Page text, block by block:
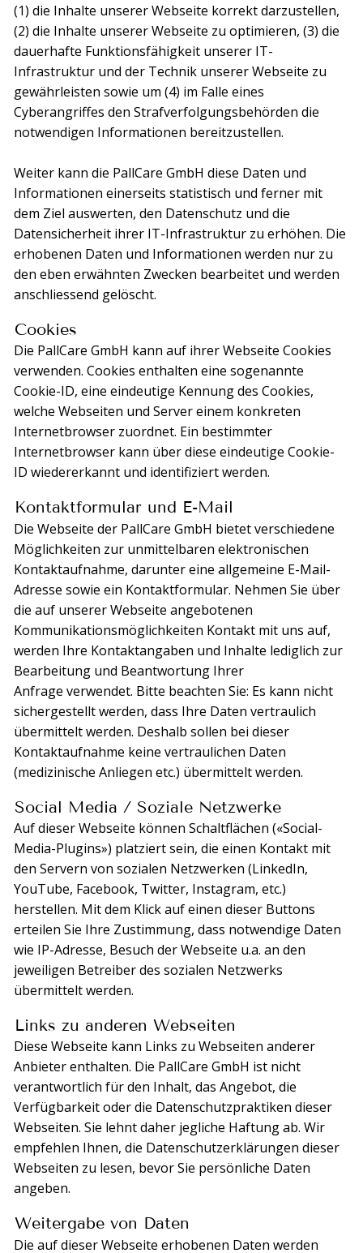
(1) die Inhalte unserer Webseite korrekt darzustellen,
(2) die Inhalte unserer Webseite zu optimieren, (3) die
dauerhafte Funktionsfähigkeit unserer IT-
Infrastruktur und der Technik unserer Webseite zu
gewährleisten sowie um (4) im Falle eines
Cyberangriffes den Strafverfolgungsbehörden die
notwendigen Informationen bereitzustellen.
Weiter kann die PallCare GmbH diese Daten und
Informationen einerseits statistisch und ferner mit
dem Ziel auswerten, den Datenschutz und die
Datensicherheit ihrer IT-Infrastruktur zu erhöhen. Die
erhobenen Daten und Informationen werden nur zu
den eben erwähnten Zwecken bearbeitet und werden
anschliessend gelöscht.
Cookies
Die PallCare GmbH kann auf ihrer Webseite Cookies
verwenden. Cookies enthalten eine sogenannte
Cookie-ID, eine eindeutige Kennung des Cookies,
welche Webseiten und Server einem konkreten
Internetbrowser zuordnet. Ein bestimmter
Internetbrowser kann über diese eindeutige Cookie-
ID wiedererkannt und identifiziert werden.
Kontaktformular und E-Mail
Die Webseite der PallCare GmbH bietet verschiedene
Möglichkeiten zur unmittelbaren elektronischen
Kontaktaufnahme, darunter eine allgemeine E-Mail-
Adresse sowie ein Kontaktformular. Nehmen Sie über
die auf unserer Webseite angebotenen
Kommunikationsmöglichkeiten Kontakt mit uns auf,
werden Ihre Kontaktangaben und Inhalte lediglich zur
Bearbeitung und Beantwortung Ihrer
Anfrage verwendet. Bitte beachten Sie: Es kann nicht
sichergestellt werden, dass Ihre Daten vertraulich
übermittelt werden. Deshalb sollen bei dieser
Kontaktaufnahme keine vertraulichen Daten
(medizinische Anliegen etc.) übermittelt werden.
Social Media / Soziale Netzwerke
Auf dieser Webseite können Schaltflächen («Social-
Media-Plugins») platziert sein, die einen Kontakt mit
den Servern von sozialen Netzwerken (LinkedIn,
YouTube, Facebook, Twitter, Instagram, etc.)
herstellen. Mit dem Klick auf einen dieser Buttons
erteilen Sie Ihre Zustimmung, dass notwendige Daten
wie IP-Adresse, Besuch der Webseite u.a. an den
jeweiligen Betreiber des sozialen Netzwerks
übermittelt werden.
Links zu anderen Webseiten
Diese Webseite kann Links zu Webseiten anderer
Anbieter enthalten. Die PallCare GmbH ist nicht
verantwortlich für den Inhalt, das Angebot, die
Verfügbarkeit oder die Datenschutzpraktiken dieser
Webseiten. Sie lehnt daher jegliche Haftung ab. Wir
empfehlen Ihnen, die Datenschutzerklärungen dieser
Webseiten zu lesen, bevor Sie persönliche Daten
angeben.
Weitergabe von Daten
Die auf dieser Webseite erhobenen Daten werden